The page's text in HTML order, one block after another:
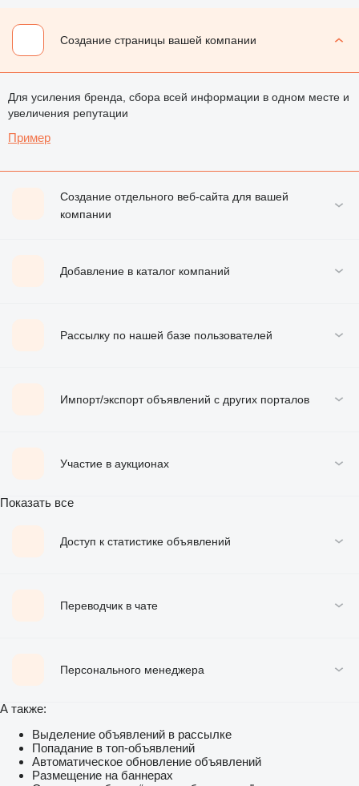
Создание страницы вашей компании
Для усиления бренда, сбора всей информации в одном месте и
увеличения репутации
Пример
Создание отдельного веб-сайта для вашей
компании
Добавление в каталог компаний
Рассылку по нашей базе пользователей
Импорт/экспорт объявлений с других порталов
Участие в аукционах
Показать все
Доступ к статистике объявлений
Переводчик в чате
Персонального менеджера
А также:
Выделение объявлений в рассылке
Попадание в топ-объявлений
Автоматическое обновление объявлений
Размещение на баннерах